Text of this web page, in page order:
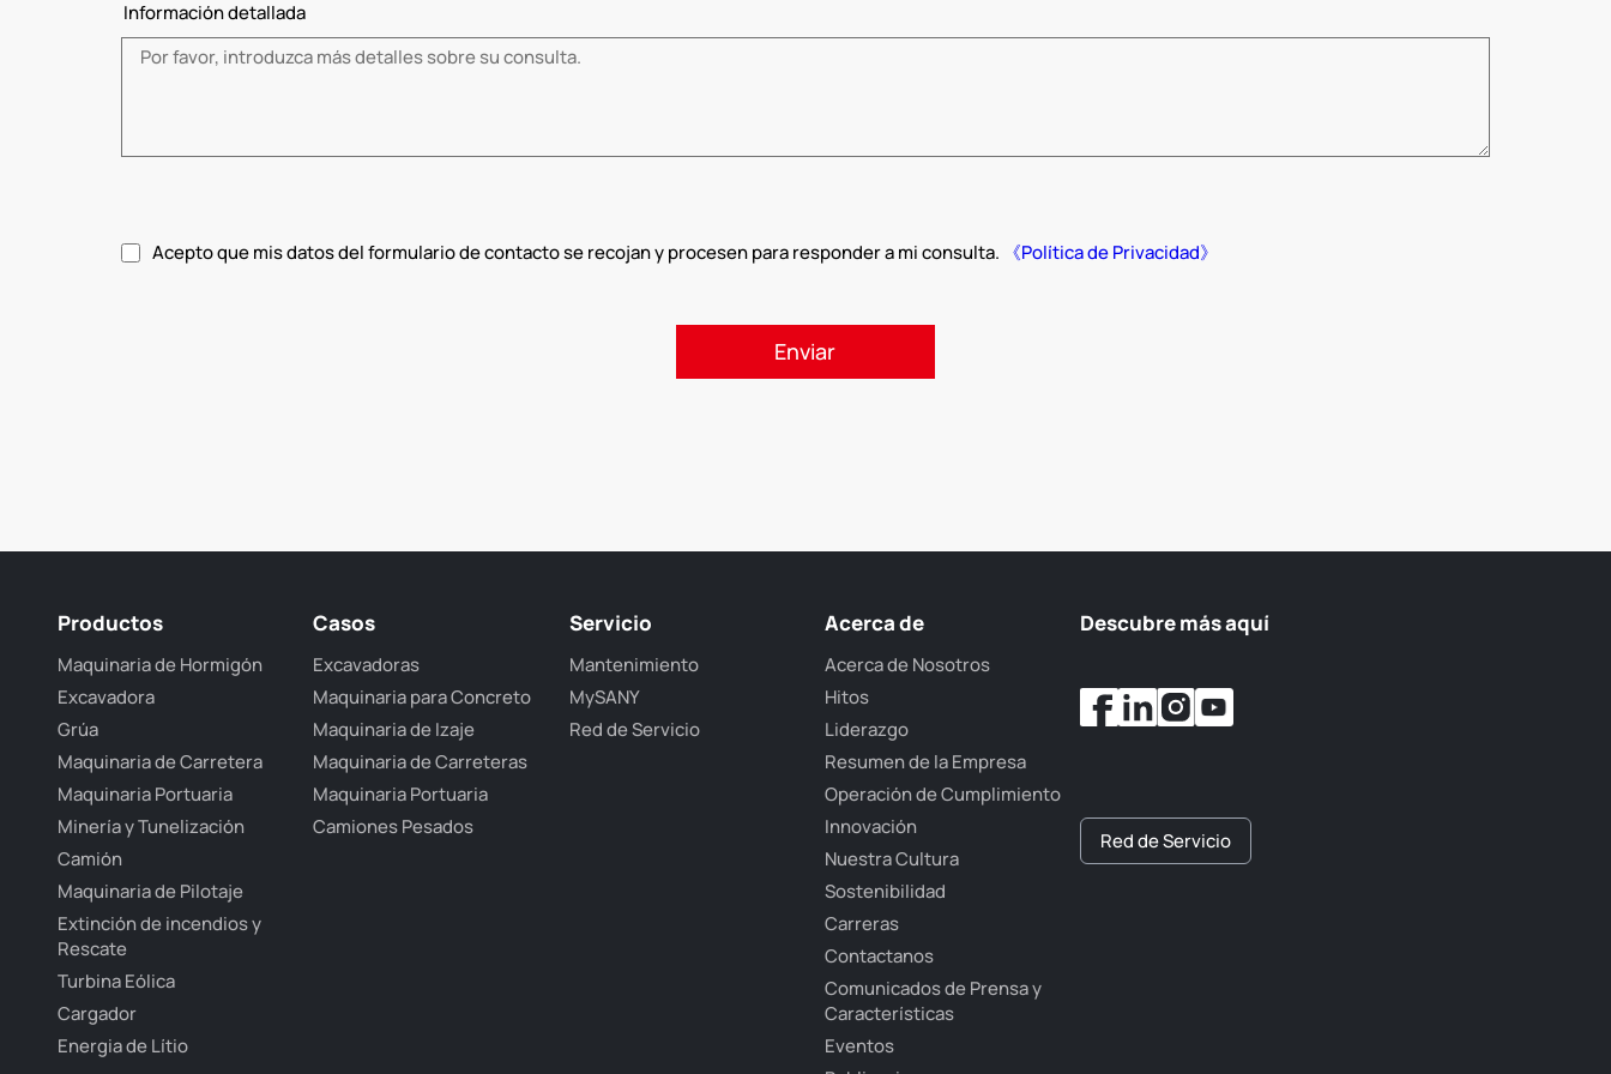
Información detallada
Acepto que mis datos del formulario de contacto se recojan y procesen para responder a mi consulta. 《Política de Privacidad》
Productos
Maquinaria de Hormigón
Excavadora
Grúa
Maquinaria de Carretera
Maquinaria Portuaria
Minería y Tunelización
Camión
Maquinaria de Pilotaje
Extinción de incendios y
Rescate
Turbina Eólica
Cargador
Energia de Lítio
Casos
Excavadoras
Maquinaria para Concreto
Maquinaria de Izaje
Maquinaria de Carreteras
Maquinaria Portuaria
Camiones Pesados
Servicio
Mantenimiento
MySANY
Red de Servicio
Acerca de
Acerca de Nosotros
Hitos
Liderazgo
Resumen de la Empresa
Operación de Cumplimiento
Innovación
Nuestra Cultura
Sostenibilidad
Carreras
Contactanos
Comunicados de Prensa y
Características
Eventos
Descubre más aquí
Red de Servicio